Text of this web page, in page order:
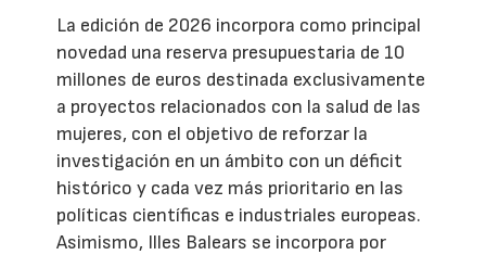
La edición de 2026 incorpora como principal
novedad una reserva presupuestaria de 10
millones de euros destinada exclusivamente
a proyectos relacionados con la salud de las
mujeres, con el objetivo de reforzar la
investigación en un ámbito con un déficit
histórico y cada vez más prioritario en las
políticas científicas e industriales europeas.
Asimismo, Illes Balears se incorpora por